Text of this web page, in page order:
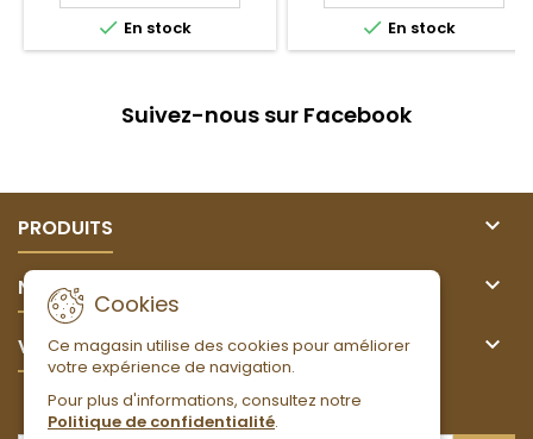
 En stock  En stock
Suivez-nous sur Facebook
PRODUITS 
NOTRE SOCIÉTÉ 
VOTRE COMPTE 
Cookies
Ce magasin utilise des cookies pour améliorer
votre expérience de navigation.
Pour plus d'informations, consultez notre
Politique de confidentialité.
LETTRE D'INFORMATIONS